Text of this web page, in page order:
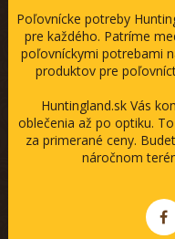
Poľovnícke potreby
pre každého. Patríme
poľovníckymi potrebami
produktov pre
Huntingland.sk Vás
oblečenia až po optiku.
za primerané ceny.
náročnom